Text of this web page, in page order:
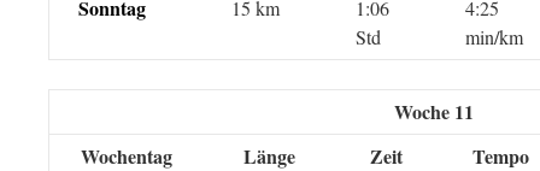
Sonntag 15 km
1:06
Std
4:25
min/km
Woche 11
Wochentag
Länge Zeit
Tempo